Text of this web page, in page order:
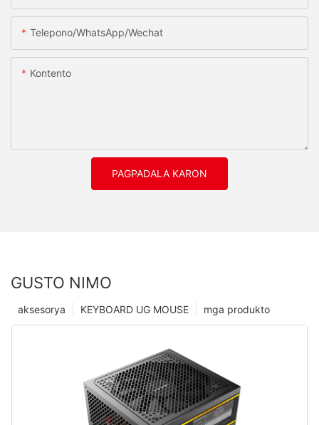
Telepono/whatsApp/wechat
Kontento
PAGPADALA KARON
GUSTO NIMO
mga produkto
KEYBOARD UG MOUSE
aksesorya